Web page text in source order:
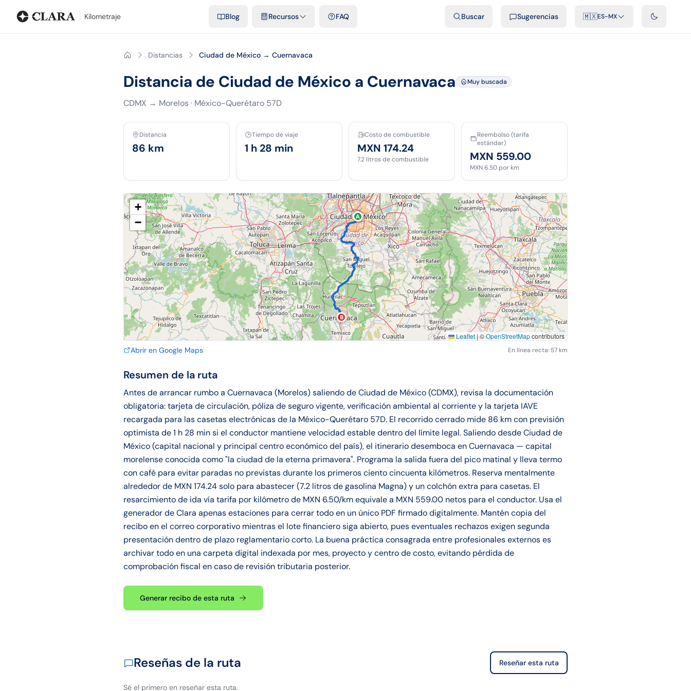
Kilometraje Blog Recursos FAQ Buscar Sugerencias 🇲🇽ES-MX
Distancias Ciudad de México → Cuernavaca
Distancia de Ciudad de México a Cuernavaca Muy buscada
CDMX → Morelos· México-Querétaro 57D
Distancia
86 km
Tiempo de viaje
1 h 28 min
Costo de combustible
MXN 174.24
7.2 litros de combustible
Reembolso (tarifa
estándar)
MXN 559.00
MXN 6.50 por km
A
B
+
−
Leaflet|©OpenStreetMapcontributors
Abrir en Google Maps En línea recta: 57 km
Resumen de la ruta
Antes de arrancar rumbo a Cuernavaca (Morelos) saliendo de Ciudad de México (CDMX), revisa la documentación
obligatoria: tarjeta de circulación, póliza de seguro vigente, verificación ambiental al corriente y la tarjeta IAVE
recargada para las casetas electrónicas de la México-Querétaro 57D. El recorrido cerrado mide 86 km con previsión
optimista de 1 h 28 min si el conductor mantiene velocidad estable dentro del límite legal. Saliendo desde Ciudad de
México (capital nacional y principal centro económico del país), el itinerario desemboca en Cuernavaca — capital
morelense conocida como "la ciudad de la eterna primavera". Programa la salida fuera del pico matinal y lleva termo
con café para evitar paradas no previstas durante los primeros ciento cincuenta kilómetros. Reserva mentalmente
alrededor de MXN 174.24 solo para abastecer (7.2 litros de gasolina Magna) y un colchón extra para casetas. El
resarcimiento de ida vía tarifa por kilómetro de MXN 6.50/km equivale a MXN 559.00 netos para el conductor. Usa el
generador de Clara apenas estaciones para cerrar todo en un único PDF firmado digitalmente. Mantén copia del
recibo en el correo corporativo mientras el lote financiero siga abierto, pues eventuales rechazos exigen segunda
presentación dentro de plazo reglamentario corto. La buena práctica consagrada entre profesionales externos es
archivar todo en una carpeta digital indexada por mes, proyecto y centro de costo, evitando pérdida de
comprobación fiscal en caso de revisión tributaria posterior.
Generar recibo de esta ruta
Reseñas de la ruta Reseñar esta ruta
Sé el primero en reseñar esta ruta.